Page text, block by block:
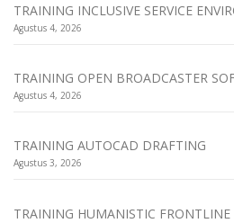
TRAINING INCLUSIVE SERVICE
Agustus 4, 2026
TRAINING OPEN BROADCASTER
Agustus 4, 2026
TRAINING AUTOCAD DRAFTING
Agustus 3, 2026
TRAINING HUMANISTIC FRONTLINE